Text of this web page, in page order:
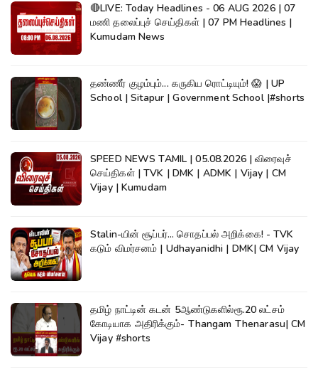
🔴LIVE: Today Headlines - 06 AUG 2026 | 07
மணி தலைப்புச் செய்திகள் | 07 PM Headlines |
Kumudam News
தண்ணீர் குழம்பும்... கருகிய ரொட்டியும்! 😱 | UP
School | Sitapur | Government School |#shorts
SPEED NEWS TAMIL | 05.08.2026 | விரைவுச்
செய்திகள் | TVK | DMK | ADMK | Vijay | CM
Vijay | Kumudam
Stalin-யின் சூப்பர்... சொதப்பல் அறிக்கை! - TVK
கடும் விமர்சனம் | Udhayanidhi | DMK| CM Vijay
தமிழ் நாட்டின் கடன் 5ஆண்டுகளில்ரூ.20 லட்சம்
கோடியாக அதிரிக்கும்- Thangam Thenarasu| CM
Vijay #shorts